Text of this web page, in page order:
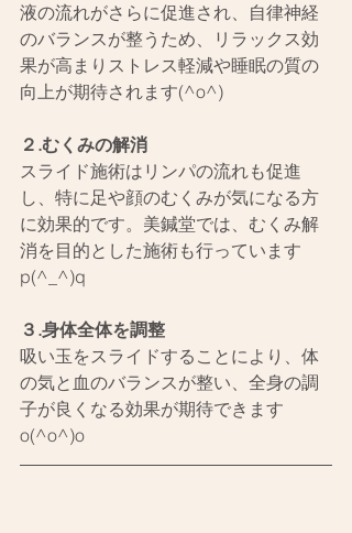
液の流れがさらに促進され、自律神経
のバランスが整うため、リラックス効
果が高まりストレス軽減や睡眠の質の
向上が期待されます(^o^)
２.むくみの解消
スライド施術はリンパの流れも促進
し、特に足や顔のむくみが気になる方
に効果的です。美鍼堂では、むくみ解
消を目的とした施術も行っています
p(^_^)q
３.身体全体を調整
吸い玉をスライドすることにより、体
の気と血のバランスが整い、全身の調
子が良くなる効果が期待できます
o(^o^)o